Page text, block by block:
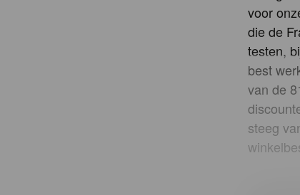
voor
die de
testen,
best
van de
steeg